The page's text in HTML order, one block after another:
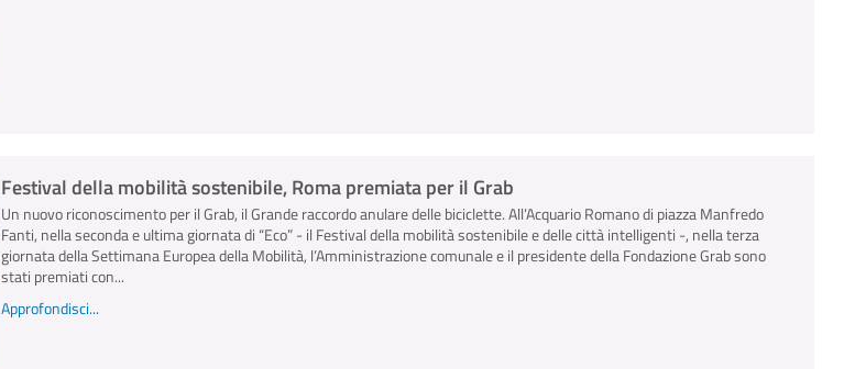
Festival della mobilità sostenibile, Roma premiata per il Grab
Un nuovo riconoscimento per il Grab, il Grande raccordo anulare delle biciclette. All’Acquario Romano di piazza Manfredo
Fanti, nella seconda e ultima giornata di “Eco” - il Festival della mobilità sostenibile e delle città intelligenti -, nella terza
giornata della Settimana Europea della Mobilità, l’Amministrazione comunale e il presidente della Fondazione Grab sono
stati premiati con...
Approfondisci...